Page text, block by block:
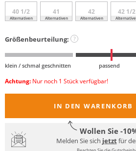
40 1/2
Alternativen
41
Alternativen
42
Alternativen
42 1/2
Größenbeurteilung: ?
klein / schmal geschnitten passend
Achtung: Nur noch 1 Stück verfügbar!
IN DEN WARENKORB
Wollen Sie -
Melden Sie sich jetztfür